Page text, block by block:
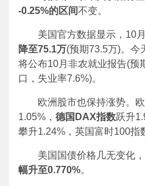
-0.25%的区间不变。
美国官方数据显示，10
降至75.1万(预期73.5万)。今
将公布10月非农就业报告(预
口，失业率7.6%)。
欧洲股市也保持涨势。
1.05%， 德国DAX指数跃升
攀升1.24%，英国富时100指
美国国债价格几无变化，
幅升至0.770%。